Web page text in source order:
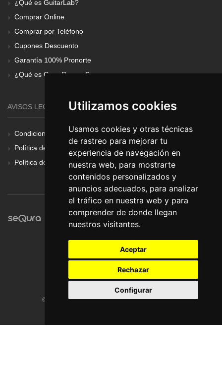
Utilizamos cookies
Usamos cookies y otras técnicas
de rastreo para mejorar tu
experiencia de navegación en
nuestra web, para mostrarte
contenidos personalizados y
anuncios adecuados, para analizar
el tráfico en nuestra web y para
comprender de donde llegan
nuestros visitantes.
Aceptar
Rechazar
Configurar
¿Qué es GuitarLab?
Comprar Online
Comprar por Teléfono
Cupones Descuento
Garantía 100% Pronorte
¿Qué es Gear Renove?
AVISOS LEGALES
Condiciones Generales
Política de Cookies
Política de Privacidad
© Pronorte Sonido SL. Todos los derechos reservados.